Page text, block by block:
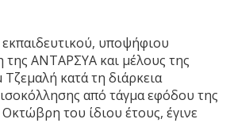
υποψήφιου
της ΑΝΤΑΡΣΥΑ και μέλους της
κατά τη διάρκεια
από τάγμα εφόδου της
του ίδιου έτους, έγινε